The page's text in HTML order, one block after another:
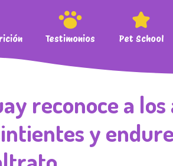
Testimonios Pet School
reconoce a
y